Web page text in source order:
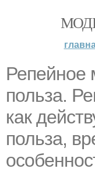
Репейное
польза.
как
польза,